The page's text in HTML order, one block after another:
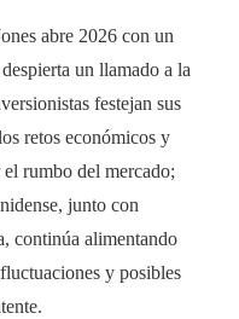
abre 2026 con un
un llamado a la
festejan sus
retos económicos y
rumbo del mercado;
junto con
continúa alimentando
y posibles